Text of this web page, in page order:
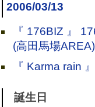
2006/03/13
『 176BIZ 』
(高田馬場AREA)
『 Karma rain
誕生日